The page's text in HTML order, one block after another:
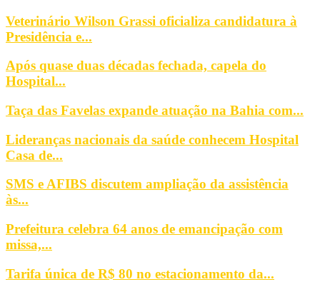
Veterinário Wilson Grassi oficializa candidatura à
Presidência e...
Após quase duas décadas fechada, capela do
Hospital...
Taça das Favelas expande atuação na Bahia com...
Lideranças nacionais da saúde conhecem Hospital
Casa de...
SMS e AFIBS discutem ampliação da assistência
às...
Prefeitura celebra 64 anos de emancipação com
missa,...
Tarifa única de R$ 80 no estacionamento da...